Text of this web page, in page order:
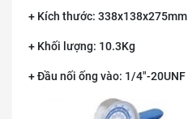
+ Kích thước: 338x138x275mm
+ Khối lượng: 10.3Kg
+ Đầu nối ống vào: 1/4"-20UNF